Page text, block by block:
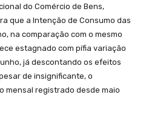
do Comércio de Bens,
que a Intenção de Consumo das
na comparação com o mesmo
estagnado com pífia variação
já descontando os efeitos
de insignificante, o
mensal registrado desde maio